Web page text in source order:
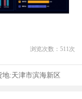
浏览次数： 511次
地:天津市滨海新区